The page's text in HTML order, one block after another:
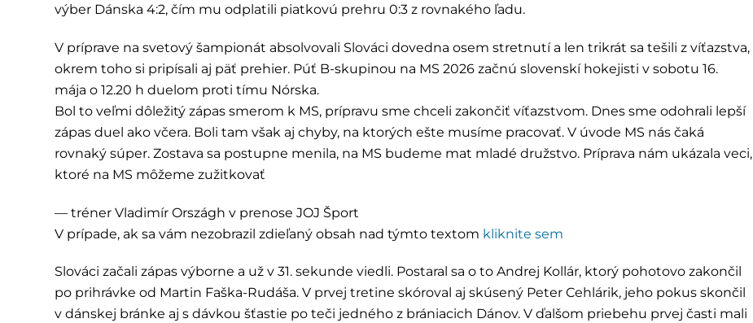
výber Dánska 4:2, čím mu odplatili piatkovú prehru 0:3 z rovnakého ľadu.
V príprave na svetový šampionát absolvovali Slováci dovedna osem stretnutí a len trikrát sa tešili z víťazstva,
okrem toho si pripísali aj päť prehier. Púť B-skupinou na MS 2026 začnú slovenskí hokejisti v sobotu 16.
mája o 12.20 h duelom proti tímu Nórska.
Bol to veľmi dôležitý zápas smerom k MS, prípravu sme chceli zakončiť víťazstvom. Dnes sme odohrali lepší
zápas duel ako včera. Boli tam však aj chyby, na ktorých ešte musíme pracovať. V úvode MS nás čaká
rovnaký súper. Zostava sa postupne menila, na MS budeme mat mladé družstvo. Príprava nám ukázala veci,
ktoré na MS môžeme zužitkovať
— tréner Vladimír Országh v prenose JOJ Šport
V prípade, ak sa vám nezobrazil zdieľaný obsah nad týmto textom kliknite sem
Slováci začali zápas výborne a už v 31. sekunde viedli. Postaral sa o to Andrej Kollár, ktorý pohotovo zakončil
po prihrávke od Martin Faška-Rudáša. V prvej tretine skóroval aj skúsený Peter Cehlárik, jeho pokus skončil
v dánskej bránke aj s dávkou šťastie po teči jedného z brániacich Dánov. V ďalšom priebehu prvej časti mali